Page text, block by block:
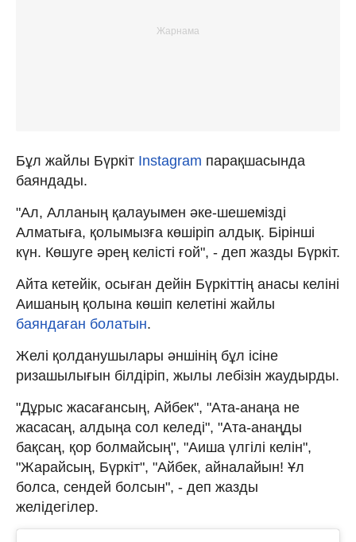
Бұл жайлы Бүркіт Instagram парақшасында
баяндады.
"Ал, Алланың қалауымен әке-шешемізді
Алматыға, қолымызға көшіріп алдық. Бірінші
күн. Көшуге әрең келісті ғой", - деп жазды Бүркіт.
Айта кетейік, осыған дейін Бүркіттің анасы келіні
Аишаның қолына көшіп келетіні жайлы
баяндаған болатын.
Желі қолданушылары әншінің бұл ісіне
ризашылығын білдіріп, жылы лебізін жаудырды.
"Дұрыс жасағансың, Айбек", "Ата-анаңа не
жасасаң, алдыңа сол келеді", "Ата-анаңды
бақсаң, қор болмайсың", "Аиша үлгілі келін",
"Жарайсың, Бүркіт", "Айбек, айналайын! Ұл
болса, сендей болсын", - деп жазды
желідегілер.